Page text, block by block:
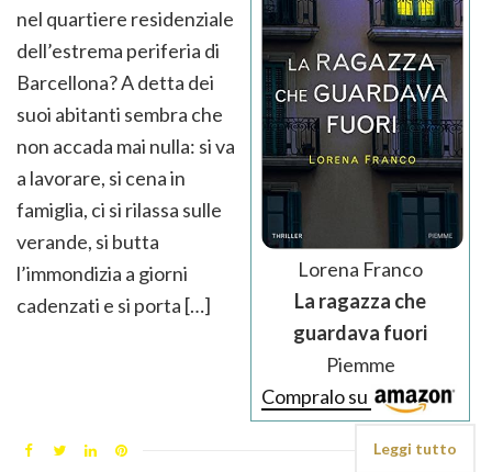
Lorena Franco
La ragazza che
guardava fuori
Piemme
Compralo su
nel quartiere residenziale
dell’estrema periferia di
Barcellona? A detta dei
suoi abitanti sembra che
non accada mai nulla: si va
a lavorare, si cena in
famiglia, ci si rilassa sulle
verande, si butta
l’immondizia a giorni
cadenzati e si porta […]
Leggi tutto